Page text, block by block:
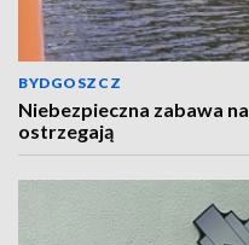
BYDGOSZCZ
Niebezpieczna zabawa
ostrzegają